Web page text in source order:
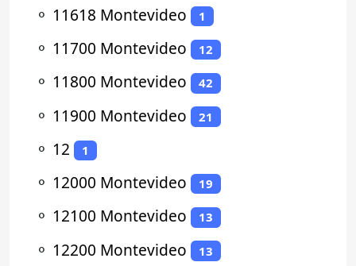
⚬ 11618 Montevideo 1
⚬ 11700 Montevideo 12
⚬ 11800 Montevideo 42
⚬ 11900 Montevideo 21
⚬ 12 1
⚬ 12000 Montevideo 19
⚬ 12100 Montevideo 13
⚬ 12200 Montevideo 13